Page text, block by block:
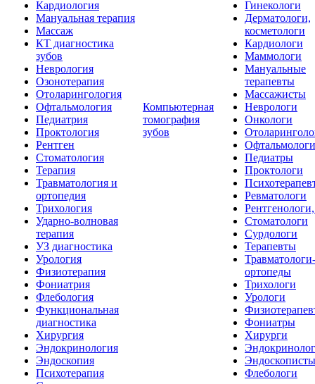
Кардиология
Мануальная терапия
Массаж
КТ диагностика
зубов
Неврология
Озонотерапия
Отоларингология
Офтальмология
Педиатрия
Проктология
Рентген
Стоматология
Терапия
Травматология и
ортопедия
Трихология
Ударно-волновая
терапия
УЗ диагностика
Урология
Физиотерапия
Фониатрия
Флебология
Функциональная
диагностика
Хирургия
Эндокринология
Эндоскопия
Психотерапия
Компьютерная
томография
зубов
Гинекологи
Дерматологи,
косметологи
Кардиологи
Маммологи
Мануальные
терапевты
Массажисты
Неврологи
Онкологи
Офтальмологи
Педиатры
Проктологи
Ревматологи
Стоматологи
Сурдологи
Терапевты
Травматологи-
ортопеды
Трихологи
Урологи
Фониатры
Хирурги
Эндоскописты
Флебологи